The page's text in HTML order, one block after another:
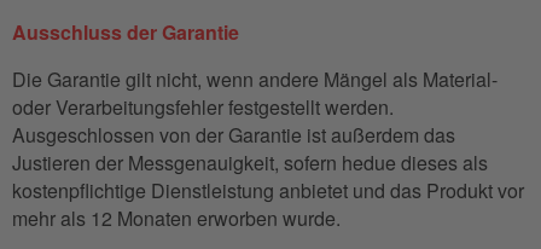
Ausschluss der Garantie
Die Garantie gilt nicht, wenn andere Mängel als Material-
oder Verarbeitungsfehler festgestellt werden.
Ausgeschlossen von der Garantie ist außerdem das
Justieren der Messgenauigkeit, sofern hedue dieses als
kostenpflichtige Dienstleistung anbietet und das Produkt vor
mehr als 12 Monaten erworben wurde.